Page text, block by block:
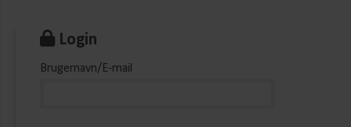
Login
Brugernavn/E-mail